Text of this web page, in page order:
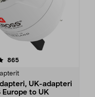
865arvostelut
UK-adapteri
Europe to UK
4.5 viidestä